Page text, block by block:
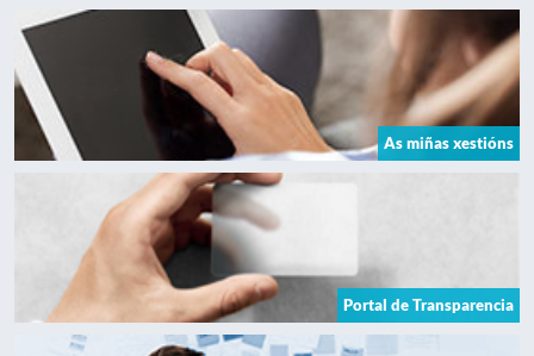
As miñas xestións
Portal de Transparencia